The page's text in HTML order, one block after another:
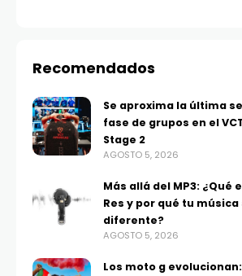
Recomendados
Se aproxima la última
fase de grupos en el
Stage 2
AGOSTO 5, 2026
Más allá del MP3: ¿Qué
Res y por qué tu
diferente?
AGOSTO 5, 2026
Los moto g